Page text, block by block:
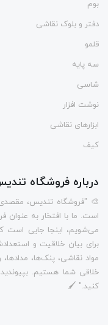
بوم
دفتر و بلوک نقاشی
قلمو
سه پایه
شاسی
نوشت افزار
ابزارهای نقاشی
کیف
درباره فروشگاه
🎨 "فروشگاه تندیس، مقصدی
است. ما با افتخار به
می‌شویم، اینجا جایی است که
برای بیان خلاقیت و
مواد نقاشی، پنک‌ها،
خلاقی شما هستیم.
کنید." 🖌️